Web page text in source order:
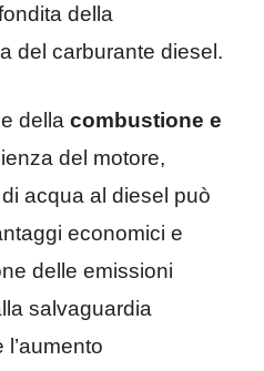
della
del carburante diesel.
della combustione e
del motore,
di acqua al diesel può
economici e
delle emissioni
salvaguardia
l’aumento